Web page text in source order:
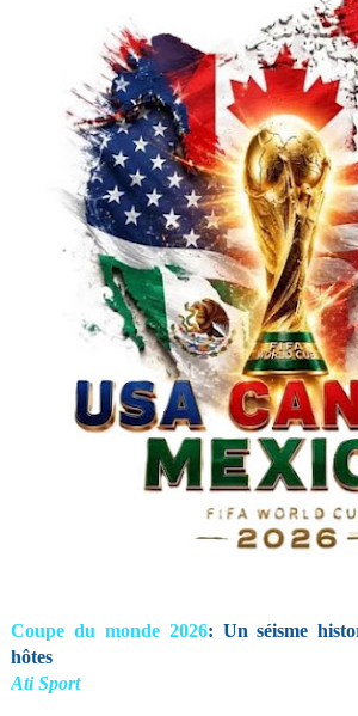
Coupe du monde 2026: Un séisme
hôtes
Ati Sport